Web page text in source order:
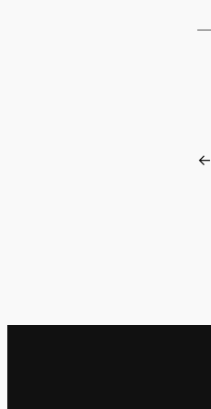
←